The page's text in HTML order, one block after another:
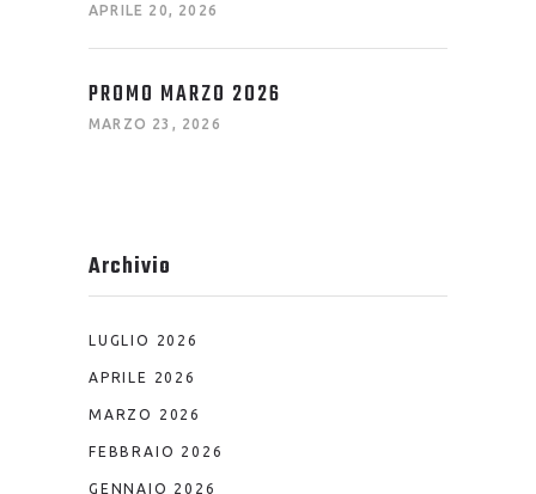
APRILE 20, 2026
PROMO MARZO 2026
MARZO 23, 2026
Archivio
LUGLIO 2026
APRILE 2026
MARZO 2026
FEBBRAIO 2026
GENNAIO 2026